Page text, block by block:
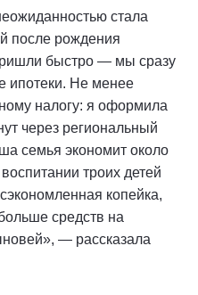
стала
после рождения
быстро — мы сразу
ипотеки. Не менее
налогу: я оформила
через региональный
семья экономит около
троих детей
копейка,
средств на
— рассказала